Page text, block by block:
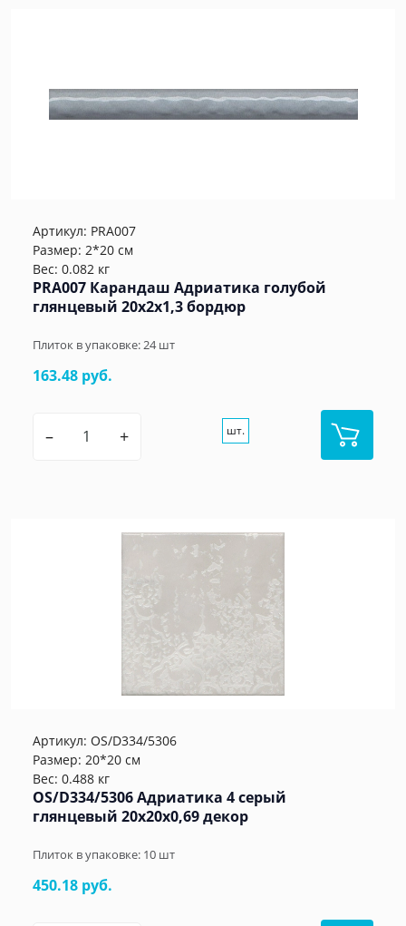
Артикул: PRA007
Размер: 2*20 см
Вес: 0.082 кг
PRA007 Карандаш Адриатика голубой
глянцевый 20x2x1,3 бордюр
Плиток в упаковке:24шт
163.48 руб.
– + шт.
Артикул: OS/D334/5306
Размер: 20*20 см
Вес: 0.488 кг
OS/D334/5306 Адриатика 4 серый
глянцевый 20x20x0,69 декор
Плиток в упаковке: 10 шт
450.18 руб.